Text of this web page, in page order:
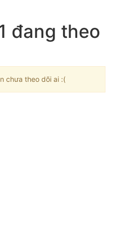
đang theo
chưa theo dõi ai :(